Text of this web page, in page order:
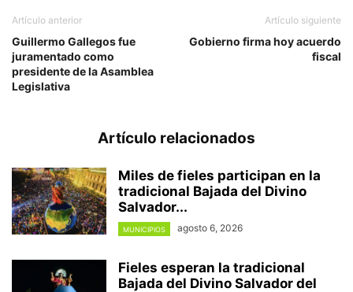
Artículo anterior
Guillermo Gallegos fue
juramentado como
presidente de la Asamblea
Legislativa
Artículo siguiente
Gobierno firma hoy acuerdo
fiscal
Artículo relacionados
Miles de fieles participan en la
tradicional Bajada del Divino
Salvador...
MUNICIPIOS agosto 6, 2026
Fieles esperan la tradicional
Bajada del Divino Salvador del